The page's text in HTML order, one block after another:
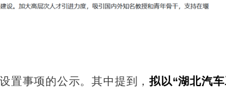
置事项的公示。其中提到，拟以“湖北汽